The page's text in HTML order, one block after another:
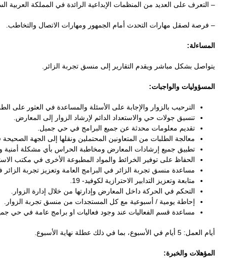
– التعرف على العديد من المنظمات الإبداعية الرائدة في المملكة العربية
– فرصة لصقل مهارات التحدث أمام الجمهور ومهارات الاتصال والتخاطب.
المساءلة:
يتواصل بشكل مباشر ويقدم التقارير إلى منسق تجربة الزائر.
المسؤوليات والواجبات:
الترحيب بالزوار والإجابة على الأسئلة والمساعدة في العثور على
تنسيق جولات حي والاستعداد الدائم لإرشاد الزوار إلى المعارض.
تقديم معلومات محدثة عن جميع البرامج في حي جميل.
معالجة الطلبات من المتعاونين المحتملين ونقلها إلى الجهة
تطبيق جميع إرشادات المعارض ومخاطبة الحراس بأي مشكلة أمنية
الحفاظ على توفير الخرائط والمواد المطبوعة الأخرى في مكتب
مساعدة منسق تجربة الزائر في البرامج العامة وتعزيز تجربة
متابعة وتعزيز التدابير الاحترازية لكوفيد- 19.
التحكم في الحركة داخل المعارض وإدارتها من خلال إدارة الزوار.
إحاطة يومية / أسبوعية مع كل المستجدات من منسق تجربة الزوار.
مساعدة قسم الفعاليات عند وجود فعاليات او برامج عامة في حي
أيام العمل: 5 أيام في الأسبوع، بما في ذلك عطلة نهاية الأسبوع.
المؤهلات والخبرة: